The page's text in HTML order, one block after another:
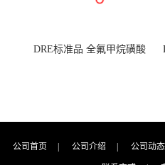
DRE标准品 全氟甲烷磺酸
公司首页 公司介绍 公司动态